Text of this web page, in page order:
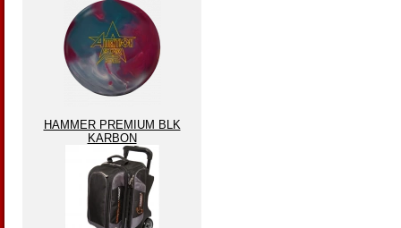
HAMMER PREMIUM BLK
KARBON